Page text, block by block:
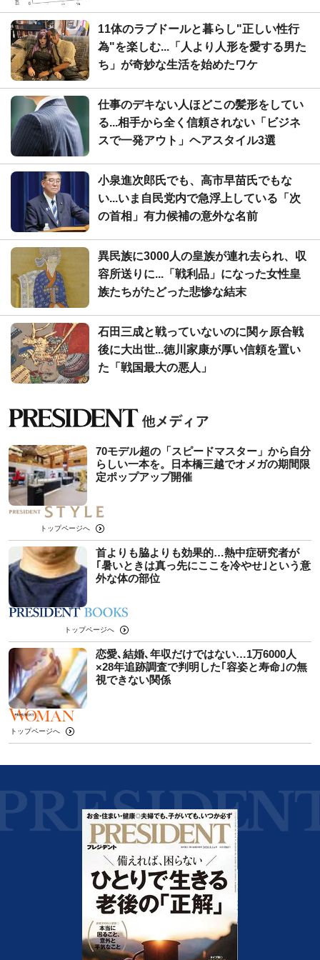
11体のラブドールと暮らし"正しい性行
為"を楽しむ...「人より人形を愛する男た
ち」が奇妙な生活を始めたワケ
仕事のデキない人ほどこの髪形をしてい
る...相手から全く信頼されない「ビジネ
スで一発アウト」ヘアスタイル3選
小泉進次郎氏でも、高市早苗氏でもな
い...いま自民党内で急浮上している「次
の首相」有力候補の意外な名前
異民族に3000人の皇族が連れ去られ、収
容所送りに...「戦利品」になった女性皇
族たちがたどった悲惨な結末
石田三成と戦っていないのに関ヶ原合戦
後に大出世...徳川家康が厚い信頼を置い
た「戦国最大の悪人」
70モデル超の「スピードマスター」から自分
らしい一本を。日本橋三越でオメガの期間限
定ポップアップ開催
トップページへ
首よりも脇よりも効果的…熱中症研究者が
｢暑いときは真っ先にここを冷やせ｣という意
外な体の部位
トップページへ
恋愛､結婚､年収だけではない…1万6000人
×28年追跡調査で判明した｢容姿と寿命｣の無
視できない関係
トップページへ